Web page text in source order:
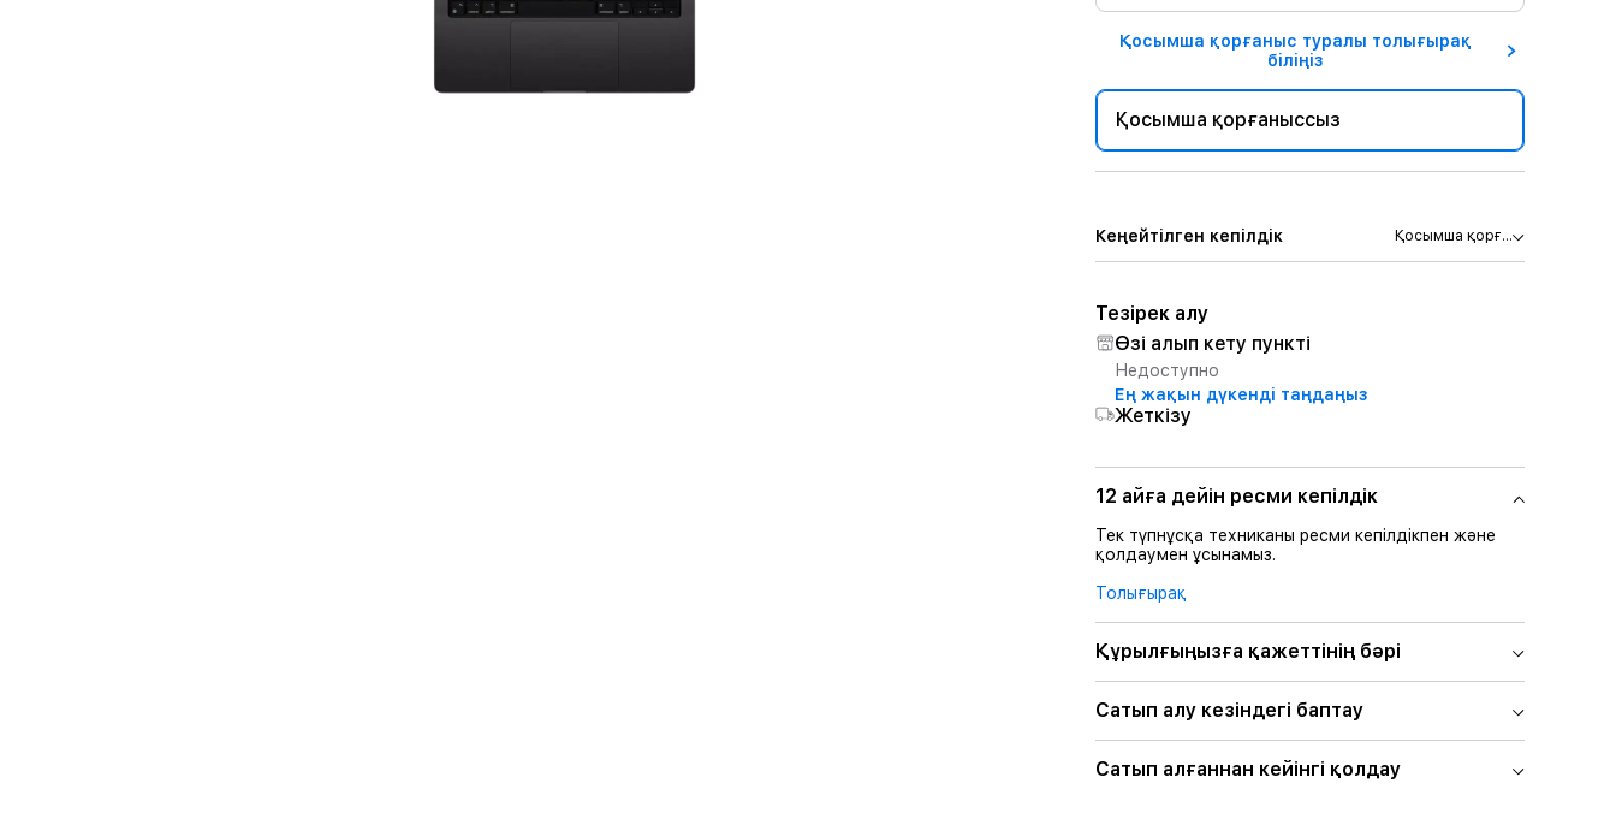
Қосымша қорғаныс туралы толығырақ
біліңіз
Қосымша қорғаныссыз
Кеңейтілген кепілдік Қосымша қорғ...
Тезірек алу
Өзі алып кету пункті
Недоступно
Ең жақын дүкенді таңдаңыз
Жеткізу
12 айға дейін ресми кепілдік
Тек түпнұсқа техниканы ресми кепілдікпен және
қолдаумен ұсынамыз.
Толығырақ
Құрылғыңызға қажеттінің бәрі
Сатып алу кезіндегі баптау
Сатып алғаннан кейінгі қолдау